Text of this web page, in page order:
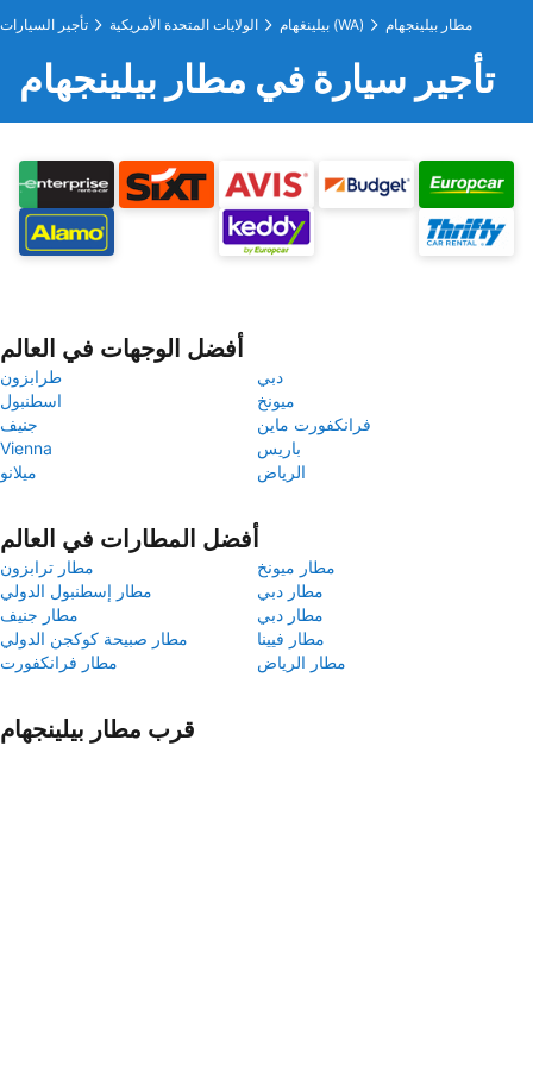
تأجير السيارات الولايات المتحدة الأمريكية بيلينغهام (WA) مطار بيلينجهام
تأجير سيارة في مطار بيلينجهام
أفضل الوجهات في العالم
طرابزون
دبي
اسطنبول
ميونخ
جنيف
فرانكفورت ماين
Vienna
باريس
ميلانو
الرياض
أفضل المطارات في العالم
مطار ترابزون
مطار ميونخ
مطار إسطنبول الدولي
مطار دبي
مطار جنيف
مطار دبي
مطار صبيحة كوكجن الدولي
مطار فيينا
مطار فرانكفورت
مطار الرياض
قرب مطار بيلينجهام